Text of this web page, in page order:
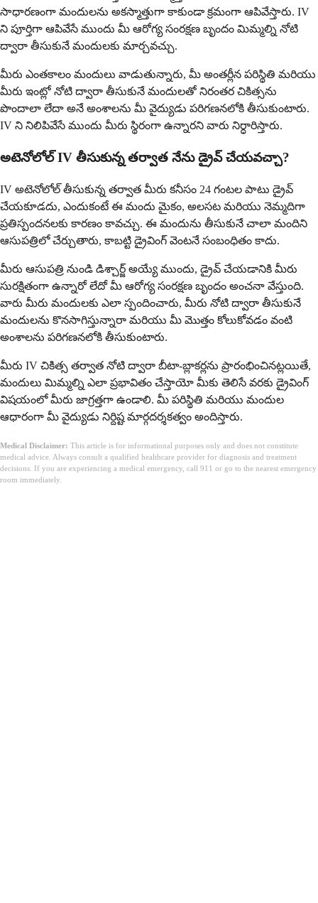
సాధారణంగా మందులను అకస్మాత్తుగా కాకుండా క్రమంగా ఆపివేస్తారు. IV
ని పూర్తిగా ఆపివేసే ముందు మీ ఆరోగ్య సంరక్షణ బృందం మిమ్మల్ని నోటి
ద్వారా తీసుకునే మందులకు మార్చవచ్చు.
మీరు ఎంతకాలం మందులు వాడుతున్నారు, మీ అంతర్లీన పరిస్థితి మరియు
మీరు ఇంట్లో నోటి ద్వారా తీసుకునే మందులతో నిరంతర చికిత్సను
పొందాలా లేదా అనే అంశాలను మీ వైద్యుడు పరిగణనలోకి తీసుకుంటారు.
IV ని నిలిపివేసే ముందు మీరు స్థిరంగా ఉన్నారని వారు నిర్ధారిస్తారు.
అటెనోలోల్ IV తీసుకున్న తర్వాత నేను డ్రైవ్ చేయవచ్చా?
IV అటెనోలోల్ తీసుకున్న తర్వాత మీరు కనీసం 24 గంటల పాటు డ్రైవ్
చేయకూడదు, ఎందుకంటే ఈ మందు మైకం, అలసట మరియు నెమ్మదిగా
ప్రతిస్పందనలకు కారణం కావచ్చు. ఈ మందును తీసుకునే చాలా మందిని
ఆసుపత్రిలో చేర్చుతారు, కాబట్టి డ్రైవింగ్ వెంటనే సంబంధితం కాదు.
మీరు ఆసుపత్రి నుండి డిశ్చార్జ్ అయ్యే ముందు, డ్రైవ్ చేయడానికి మీరు
సురక్షితంగా ఉన్నారో లేదో మీ ఆరోగ్య సంరక్షణ బృందం అంచనా వేస్తుంది.
వారు మీరు మందులకు ఎలా స్పందించారు, మీరు నోటి ద్వారా తీసుకునే
మందులను కొనసాగిస్తున్నారా మరియు మీ మొత్తం కోలుకోవడం వంటి
అంశాలను పరిగణనలోకి తీసుకుంటారు.
మీరు IV చికిత్స తర్వాత నోటి ద్వారా బీటా-బ్లాకర్లను ప్రారంభించినట్లయితే,
మందులు మిమ్మల్ని ఎలా ప్రభావితం చేస్తాయో మీకు తెలిసే వరకు డ్రైవింగ్
విషయంలో మీరు జాగ్రత్తగా ఉండాలి. మీ పరిస్థితి మరియు మందుల
ఆధారంగా మీ వైద్యుడు నిర్దిష్ట మార్గదర్శకత్వం అందిస్తారు.
Medical Disclaimer: This article is for informational purposes only and does not constitute
medical advice. Always consult a qualified healthcare provider for diagnosis and treatment
decisions. If you are experiencing a medical emergency, call 911 or go to the nearest emergency
room immediately.